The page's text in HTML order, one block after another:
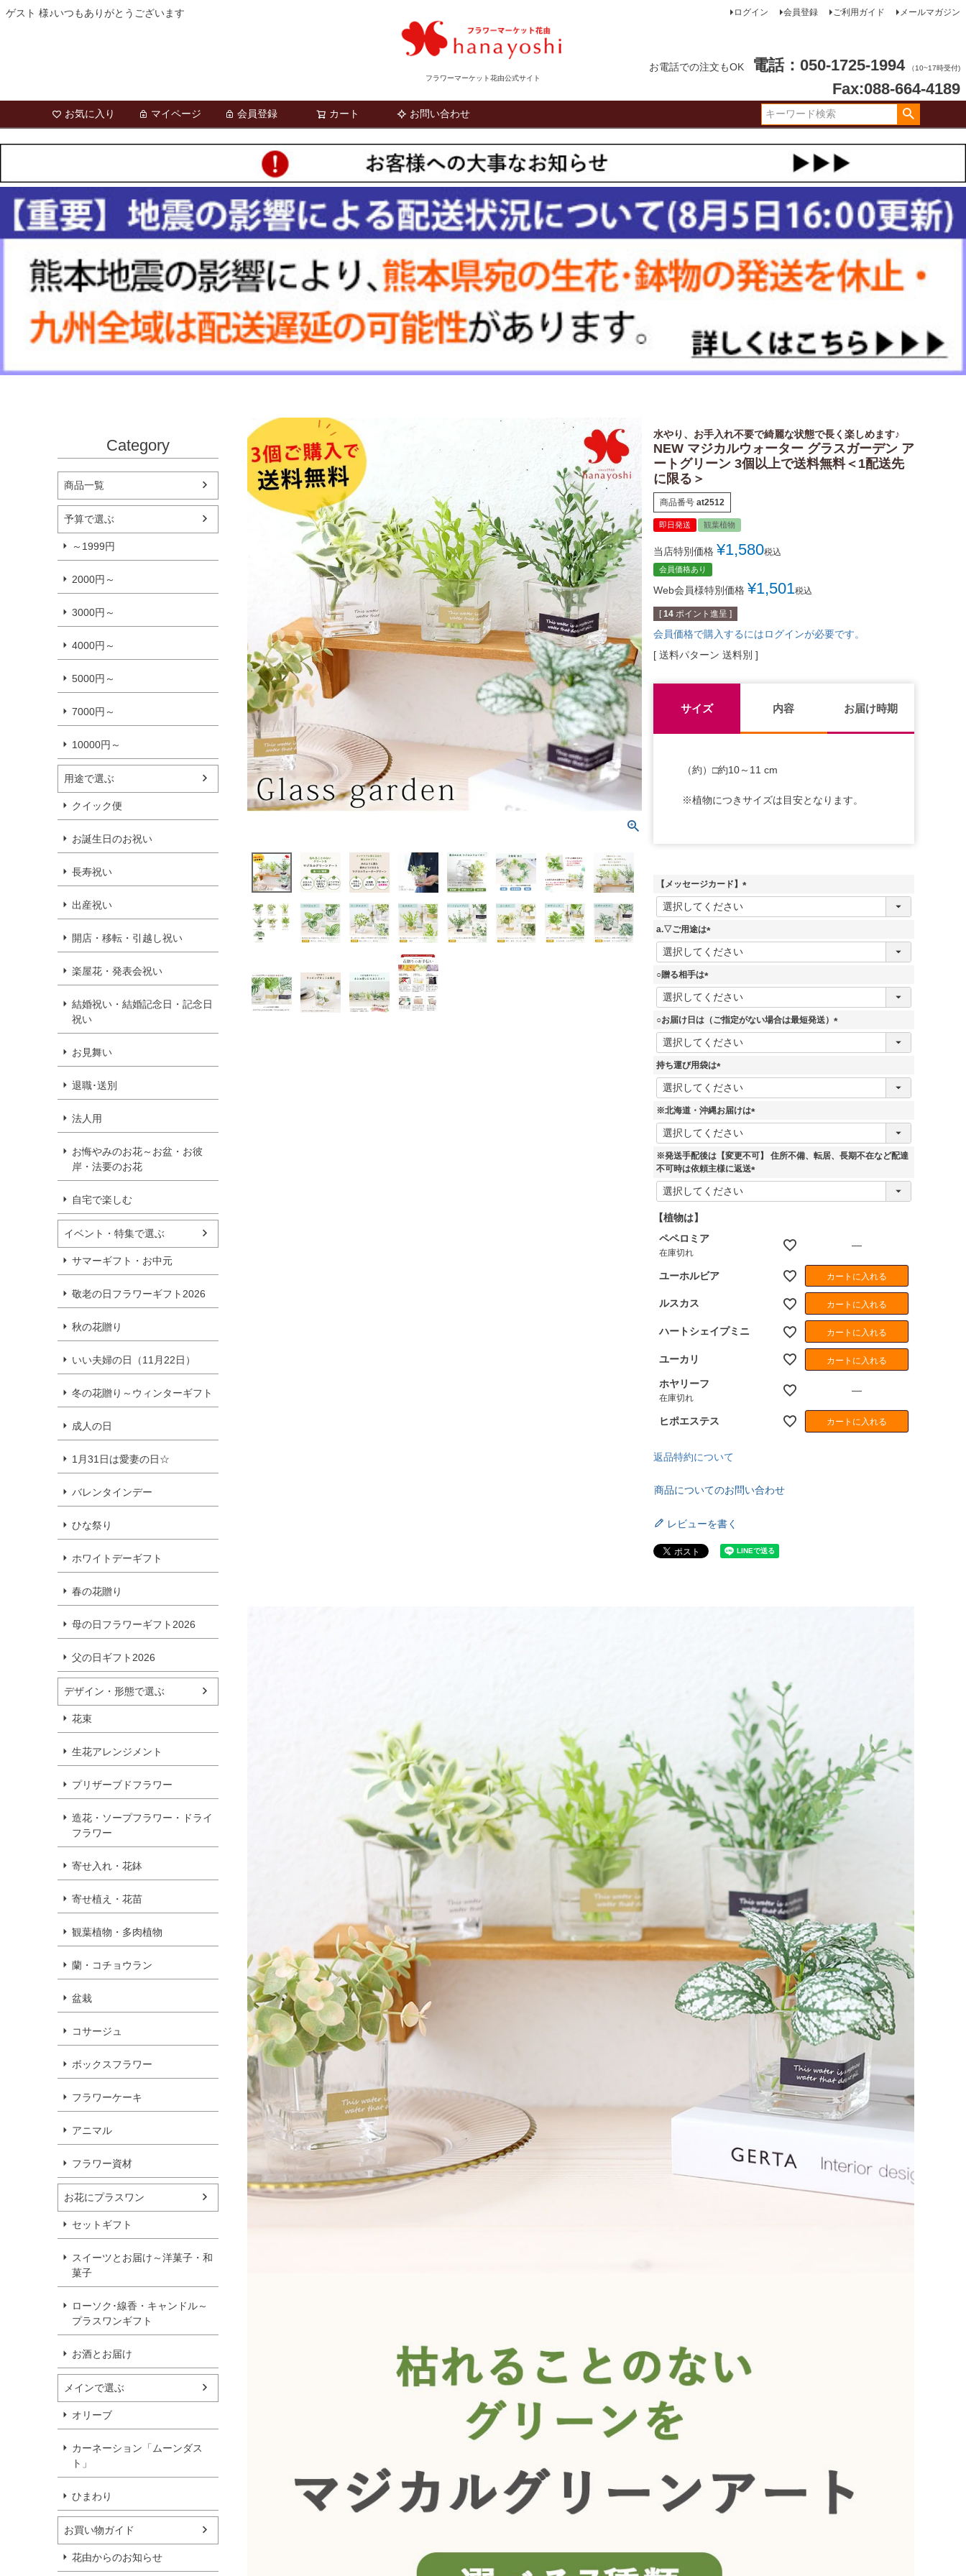
ゲスト 様♪いつもありがとうございます
フラワーマーケット花由公式サイト
ログイン 会員登録 ご利用ガイド メールマガジン
お電話での注文もOK 電話：050-1725-1994 （10~17時受付)
Fax:088-664-4189
お気に入り マイページ 会員登録 カート お問い合わせ
Category
商品一覧
予算で選ぶ
～1999円
2000円～
3000円～
4000円～
5000円～
7000円～
10000円～
用途で選ぶ
クイック便
お誕生日のお祝い
長寿祝い
出産祝い
開店・移転・引越し祝い
楽屋花・発表会祝い
結婚祝い・結婚記念日・記念日
祝い
お見舞い
退職･送別
法人用
お悔やみのお花～お盆・お彼
岸・法要のお花
自宅で楽しむ
イベント・特集で選ぶ
サマーギフト・お中元
敬老の日フラワーギフト2026
秋の花贈り
いい夫婦の日（11月22日）
冬の花贈り～ウィンターギフト
成人の日
1月31日は愛妻の日☆
バレンタインデー
ひな祭り
ホワイトデーギフト
春の花贈り
母の日フラワーギフト2026
父の日ギフト2026
デザイン・形態で選ぶ
花束
生花アレンジメント
プリザーブドフラワー
造花・ソープフラワー・ドライ
フラワー
寄せ入れ・花鉢
寄せ植え・花苗
観葉植物・多肉植物
蘭・コチョウラン
盆栽
コサージュ
ボックスフラワー
フラワーケーキ
アニマル
フラワー資材
お花にプラスワン
セットギフト
スイーツとお届け～洋菓子・和
菓子
ローソク･線香・キャンドル～
プラスワンギフト
お酒とお届け
メインで選ぶ
オリーブ
カーネーション「ムーンダス
ト」
ひまわり
お買い物ガイド
花由からのお知らせ
水やり、お手入れ不要で綺麗な状態で長く楽しめます♪
NEW マジカルウォーター グラスガーデン ア
ートグリーン 3個以上で送料無料＜1配送先
に限る＞
商品番号 at2512
即日発送 観葉植物
当店特別価格 ¥1,580税込
会員価格あり
Web会員様特別価格 ¥1,501税込
[ 14 ポイント進呈 ]
会員価格で購入するにはログインが必要です。
送料パターン 送料別
サイズ 内容 お届け時期
（約）□約10～11 cm
※植物につきサイズは目安となります。
【メッセージカード】
(
a.▽ご用途は
(
必
須
○贈る相手は
(
必
須
○お届け日は（ご指定がない場合は最短発送）
(
持ち運び用袋は
(
必
須
※北海道・沖縄お届けは
(
須
)
※発送手配後は【変更不可】 住所不備、転居、長期不在など配達
不可時は依頼主様に返送
(
【植物は】
ペペロミア
在庫切れ
—
ユーホルビア カートに入れる
ルスカス カートに入れる
ハートシェイプミニ カートに入れる
ユーカリ カートに入れる
ホヤリーフ
在庫切れ
—
ヒポエステス カートに入れる
返品特約について
商品についてのお問い合わせ
レビューを書く